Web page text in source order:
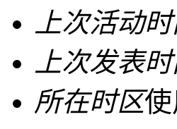
上次活动
上次发表
所在时区